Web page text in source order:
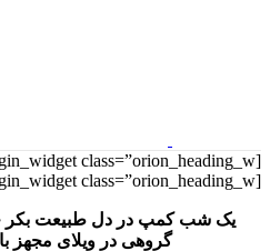
[siteorigin_widget class=”orion_heading_w”]
[siteorigin_widget class=”orion_heading_w”]
یک شب کمپ در دل طبیعت بکر
گروهی در ویلای مجهز